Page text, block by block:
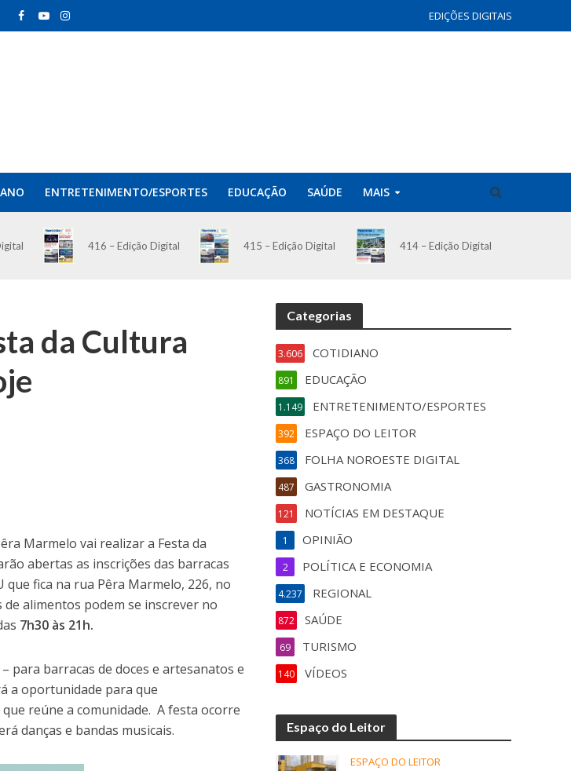
EDIÇÕES DIGITAIS
ENTRETENIMENTO/ESPORTES EDUCAÇÃO SAÚDE MAIS
416 – Edição Digital 415 – Edição Digital 414 – Edição Digital
da Cultura
Marmelo vai realizar a Festa da
abertas as inscrições das barracas
fica na rua Pêra Marmelo, 226, no
alimentos podem se inscrever no
7h30 às 21h.
para barracas de doces e artesanatos e
a oportunidade para que
reúne a comunidade. A festa ocorre
danças e bandas musicais.
Categorias
COTIDIANO
3.606
EDUCAÇÃO
891
ENTRETENIMENTO/ESPORTES
1.149
ESPAÇO DO LEITOR
392
FOLHA NOROESTE DIGITAL
368
GASTRONOMIA
487
NOTÍCIAS EM DESTAQUE
121
OPINIÃO
1
POLÍTICA E ECONOMIA
2
REGIONAL
4.237
SAÚDE
872
TURISMO
69
VÍDEOS
140
Espaço do Leitor
ESPAÇO DO LEITOR